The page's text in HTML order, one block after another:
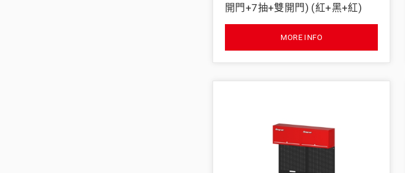
開門+7抽+雙開門) (紅+黑+紅)
MORE INFO